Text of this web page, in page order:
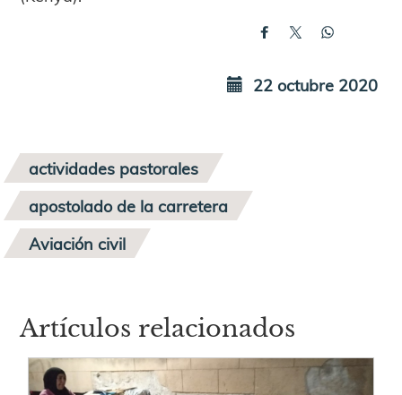
22 octubre 2020
actividades pastorales
apostolado de la carretera
Aviación civil
Artículos relacionados